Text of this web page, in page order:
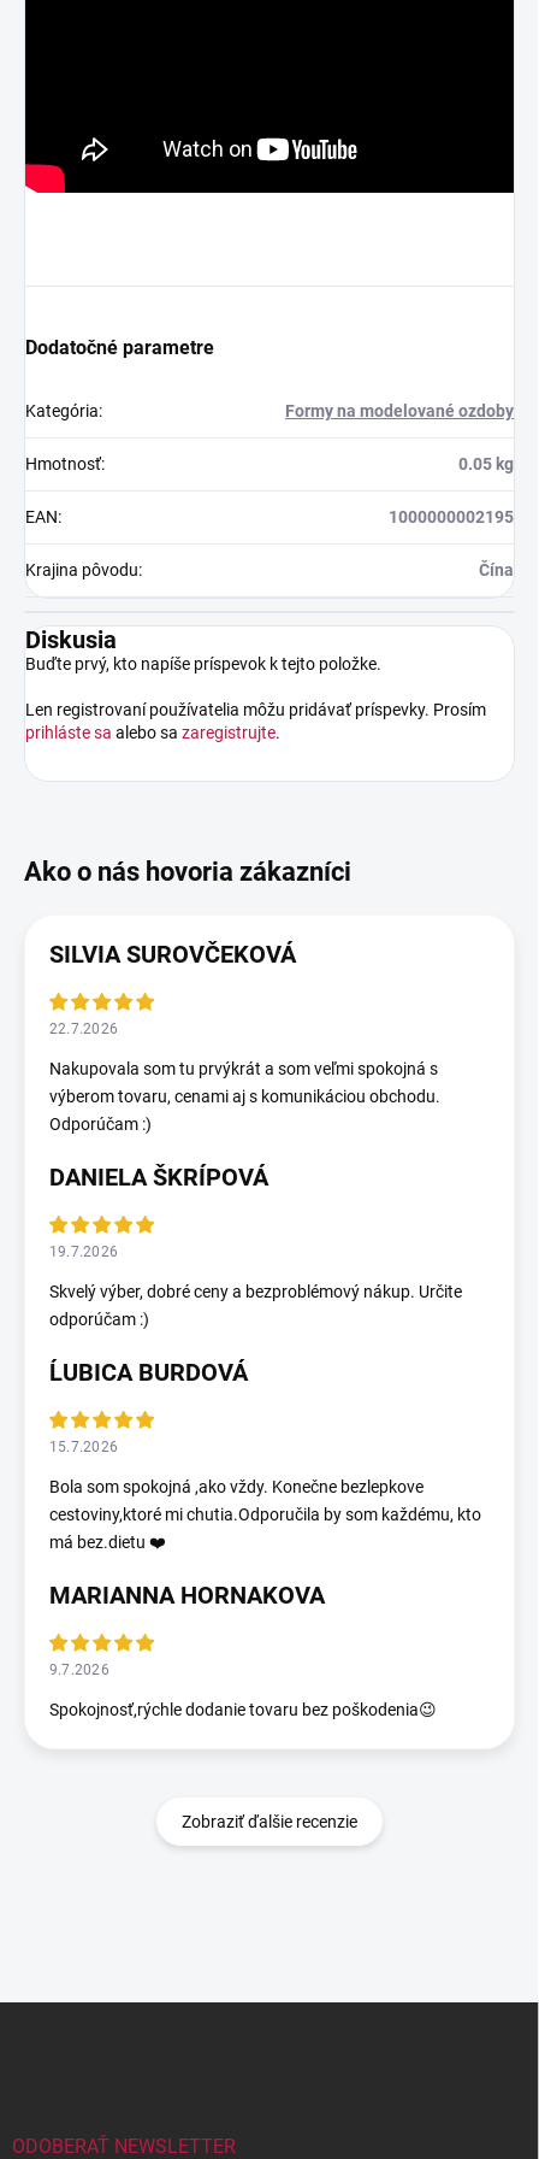
Dodatočné parametre
Kategória: Formy na modelované ozdoby
Hmotnosť: 0.05 kg
EAN: 1000000002195
Krajina pôvodu: Čína
Diskusia
Buďte prvý, kto napíše príspevok k tejto položke.
Len registrovaní používatelia môžu pridávať príspevky. Prosím
prihláste sa alebo sa zaregistrujte.
SILVIA SUROVČEKOVÁ
22.7.2026
Nakupovala som tu prvýkrát a som veľmi spokojná s
výberom tovaru, cenami aj s komunikáciou obchodu.
Odporúčam :)
DANIELA ŠKRÍPOVÁ
19.7.2026
Skvelý výber, dobré ceny a bezproblémový nákup. Určite
odporúčam :)
ĹUBICA BURDOVÁ
15.7.2026
Bola som spokojná ,ako vždy. Konečne bezlepkove
cestoviny,ktoré mi chutia.Odporučila by som každému, kto
má bez.dietu ❤️
MARIANNA HORNAKOVA
9.7.2026
Spokojnosť,rýchle dodanie tovaru bez poškodenia😉
Zobraziť ďalšie recenzie
ODOBERAŤ NEWSLETTER